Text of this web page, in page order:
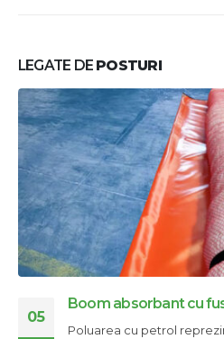
LEGATE DE POSTURI
05
Boom absorbant cu
Poluarea cu petrol